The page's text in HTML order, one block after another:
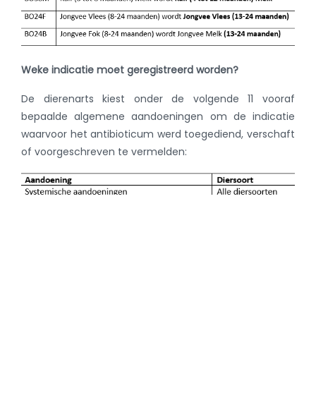
Weke indicatie moet geregistreerd worden?
De dierenarts kiest onder de volgende 11 vooraf
bepaalde algemene aandoeningen om de indicatie
waarvoor het antibioticum werd toegediend, verschaft
of voorgeschreven te vermelden: